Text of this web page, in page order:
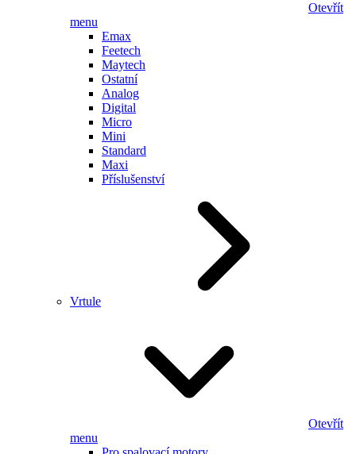
Otevřít
menu
Emax
Feetech
Maytech
Ostatní
Analog
Digital
Micro
Mini
Standard
Maxi
Příslušenství
Vrtule
Otevřít
menu